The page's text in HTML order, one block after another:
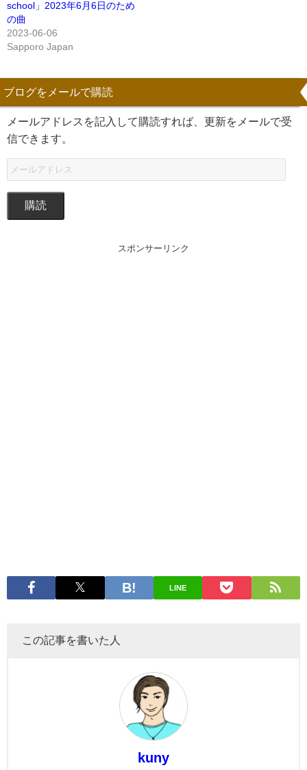
school」2023年6月6日のため
の曲
2023-06-06
Sapporo Japan
ブログをメールで購読
メールアドレスを記入して購読すれば、更新をメールで受
信できます。
購読
スポンサーリンク
LINE
この記事を書いた人
kuny